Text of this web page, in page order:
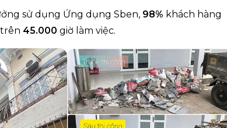
sử dụng Ứng dụng Sben, 98% khách hàng
45.000 giờ làm việc.